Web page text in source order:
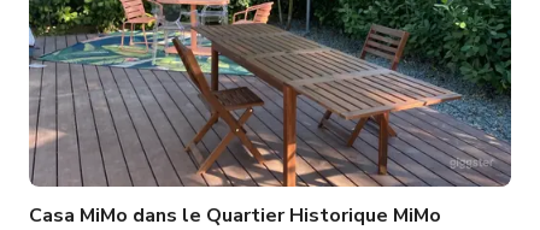
Casa MiMo dans le Quartier Historique MiMo